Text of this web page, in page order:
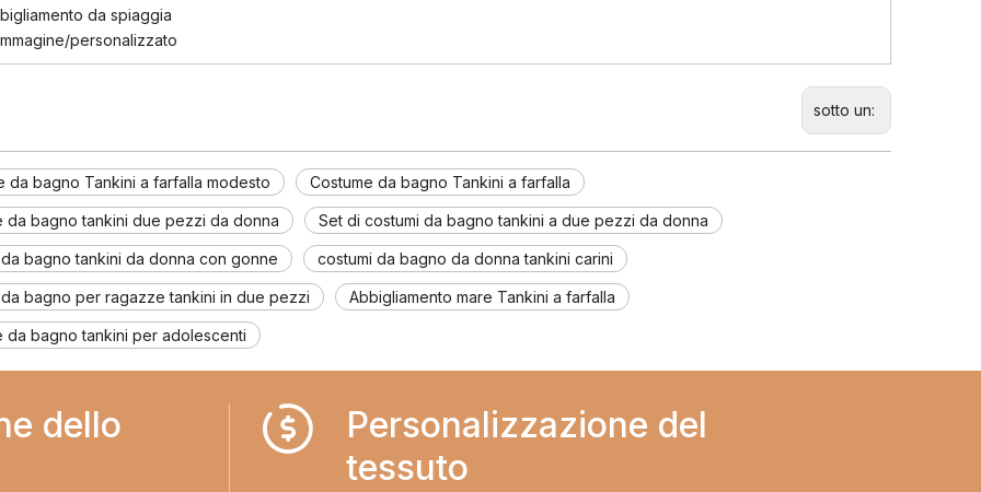
da spiaggia
personalizzato
sotto un:
da bagno Tankini a farfalla modesto Costume da bagno Tankini a farfalla
da bagno tankini due pezzi da donna Set di costumi da bagno tankini a due pezzi da donna
bagno tankini da donna con gonne costumi da bagno da donna tankini carini
bagno per ragazze tankini in due pezzi Abbigliamento mare Tankini a farfalla
da bagno tankini per adolescenti
dello
Personalizzazione del
tessuto​​​​​​​